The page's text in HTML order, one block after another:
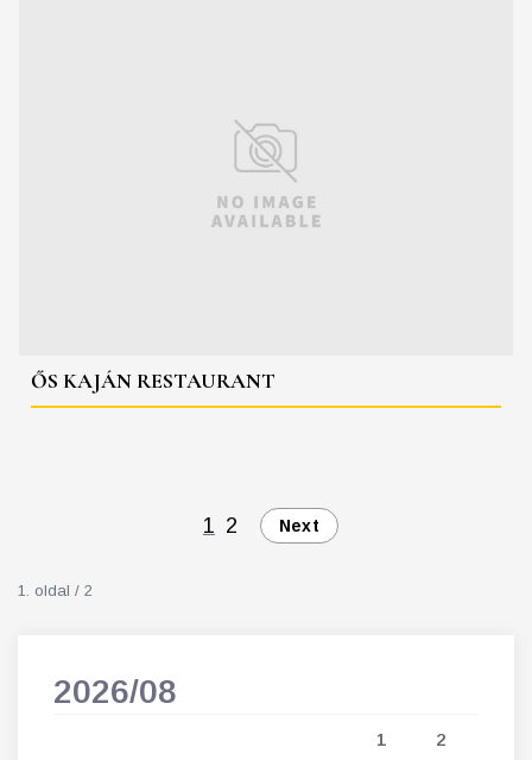
ŐS KAJÁN RESTAURANT
1 2 Next
1. oldal / 2
2026/08
1 2